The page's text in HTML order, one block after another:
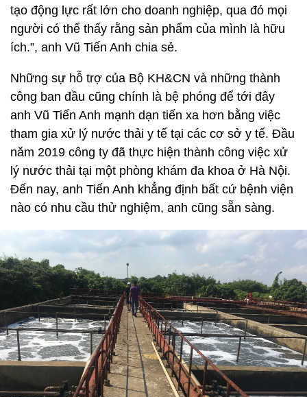
tạo động lực rất lớn cho doanh nghiệp, qua đó mọi
người có thể thấy rằng sản phẩm của mình là hữu
ích.”, anh Vũ Tiến Anh chia sẻ.
Những sự hỗ trợ của Bộ KH&CN và những thành
công ban đầu cũng chính là bệ phóng để tới đây
anh Vũ Tiến Anh mạnh dạn tiến xa hơn bằng việc
tham gia xử lý nước thải y tế tại các cơ sở y tế. Đầu
năm 2019 công ty đã thực hiện thành công việc xử
lý nước thải tại một phòng khám đa khoa ở Hà Nội.
Đến nay, anh Tiến Anh khẳng định bất cứ bệnh viện
nào có nhu cầu thử nghiệm, anh cũng sẵn sàng.